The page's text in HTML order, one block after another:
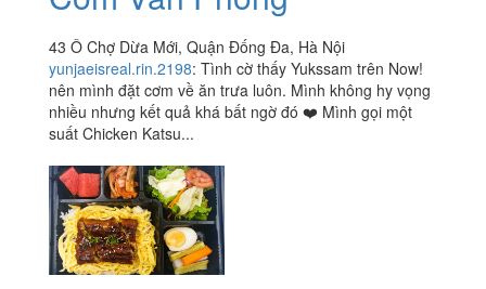
43 Ô Chợ Dừa Mới, Quận Đống Đa, Hà Nội
yunjaeisreal.rin.2198: Tình cờ thấy Yukssam trên Now!
nên mình đặt cơm về ăn trưa luôn. Mình không hy vọng
nhiều nhưng kết quả khá bất ngờ đó ❤️ Mình gọi một
suất Chicken Katsu...